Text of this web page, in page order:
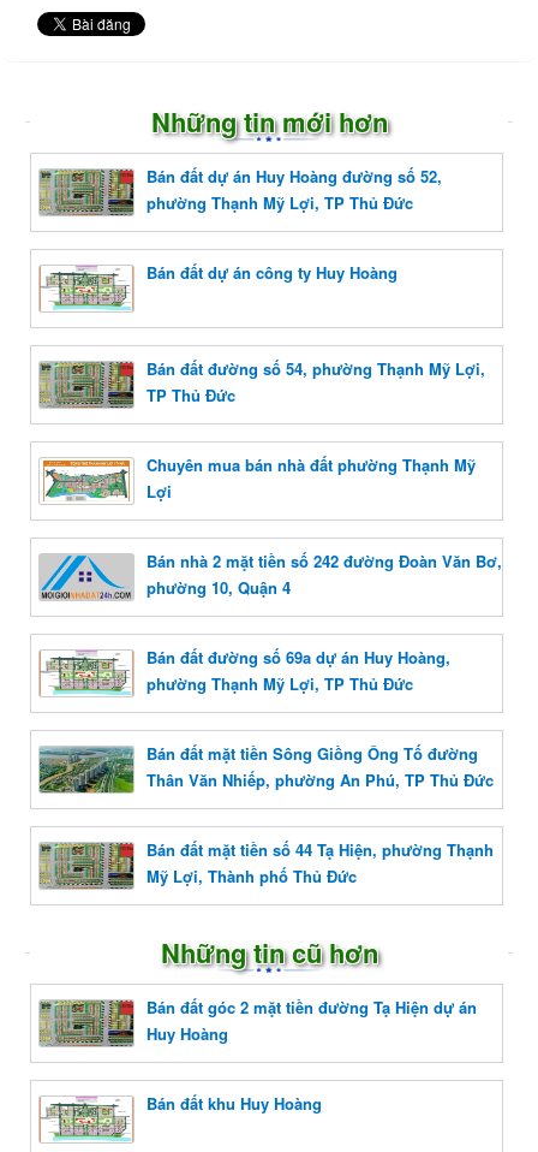
Những tin mới hơn
Bán đất dự án Huy Hoàng đường số 52,
phường Thạnh Mỹ Lợi, TP Thủ Đức
Bán đất dự án công ty Huy Hoàng
Bán đất đường số 54, phường Thạnh Mỹ Lợi,
TP Thủ Đức
Chuyên mua bán nhà đất phường Thạnh Mỹ
Lợi
Bán nhà 2 mặt tiền số 242 đường Đoàn Văn Bơ,
phường 10, Quận 4
Bán đất đường số 69a dự án Huy Hoàng,
phường Thạnh Mỹ Lợi, TP Thủ Đức
Bán đất mặt tiền Sông Giồng Ông Tố đường
Thân Văn Nhiếp, phường An Phú, TP Thủ Đức
Bán đất mặt tiền số 44 Tạ Hiện, phường Thạnh
Mỹ Lợi, Thành phố Thủ Đức
Những tin cũ hơn
Bán đất góc 2 mặt tiền đường Tạ Hiện dự án
Huy Hoàng
Bán đất khu Huy Hoàng